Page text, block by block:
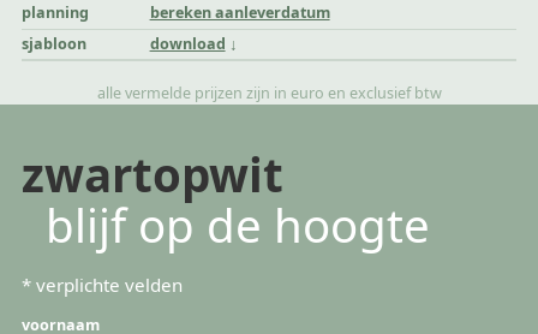
planning
bereken aanleverdatum
sjabloon
download
alle vermelde prijzen zijn in euro en exclusief btw
zwartopwit
blijf op de hoogte
* verplichte velden
voornaam